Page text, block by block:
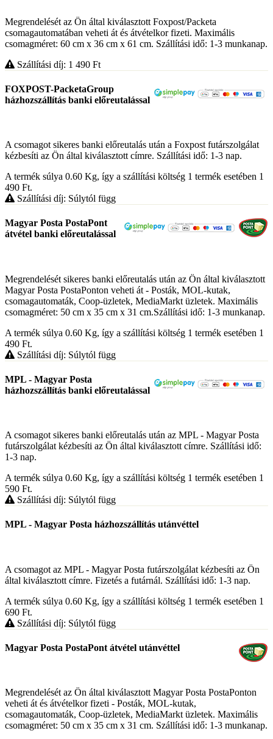
Megrendelését az Ön által kiválasztott Foxpost/Packeta
csomagautomatában veheti át és átvételkor fizeti. Maximális
csomagméret: 60 cm x 36 cm x 61 cm. Szállítási idő: 1-3 munkanap.
Szállítási díj: 1 490 Ft
FOXPOST-PacketaGroup
házhozszállítás banki előreutalással
A csomagot sikeres banki előreutalás után a Foxpost futárszolgálat
kézbesíti az Ön által kiválasztott címre. Szállítási idő: 1-3 nap.
A termék súlya 0.60 Kg, így a szállítási költség 1 termék esetében 1
490 Ft.
Szállítási díj: Súlytól függ
Magyar Posta PostaPont
átvétel banki előreutalással
Megrendelését sikeres banki előreutalás után az Ön által kiválasztott
Magyar Posta PostaPonton veheti át - Posták, MOL-kutak,
csomagautomaták, Coop-üzletek, MediaMarkt üzletek. Maximális
csomagméret: 50 cm x 35 cm x 31 cm.Szállítási idő: 1-3 munkanap.
A termék súlya 0.60 Kg, így a szállítási költség 1 termék esetében 1
490 Ft.
Szállítási díj: Súlytól függ
MPL - Magyar Posta
házhozszállítás banki előreutalással
A csomagot sikeres banki előreutalás után az MPL - Magyar Posta
futárszolgálat kézbesíti az Ön által kiválasztott címre. Szállítási idő:
1-3 nap.
A termék súlya 0.60 Kg, így a szállítási költség 1 termék esetében 1
590 Ft.
Szállítási díj: Súlytól függ
MPL - Magyar Posta házhozszállítás utánvéttel
A csomagot az MPL - Magyar Posta futárszolgálat kézbesíti az Ön
által kiválasztott címre. Fizetés a futárnál. Szállítási idő: 1-3 nap.
A termék súlya 0.60 Kg, így a szállítási költség 1 termék esetében 1
690 Ft.
Szállítási díj: Súlytól függ
Magyar Posta PostaPont átvétel utánvéttel
Megrendelését az Ön által kiválasztott Magyar Posta PostaPonton
veheti át és átvételkor fizeti - Posták, MOL-kutak,
csomagautomaták, Coop-üzletek, MediaMarkt üzletek. Maximális
csomagméret: 50 cm x 35 cm x 31 cm. Szállítási idő: 1-3 munkanap.